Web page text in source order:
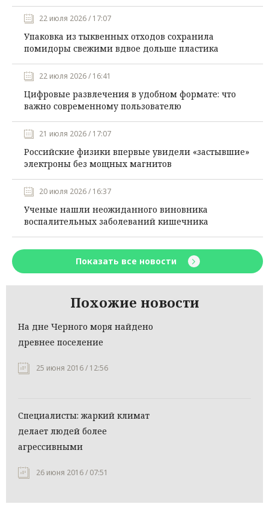
22 июля 2026 / 17:07
Упаковка из тыквенных отходов сохранила
помидоры свежими вдвое дольше пластика
22 июля 2026 / 16:41
Цифровые развлечения в удобном формате: что
важно современному пользователю
21 июля 2026 / 17:07
Российские физики впервые увидели «застывшие»
электроны без мощных магнитов
20 июля 2026 / 16:37
Ученые нашли неожиданного виновника
воспалительных заболеваний кишечника
Показать все новости
Похожие новости
На дне Черного моря найдено
древнее поселение
25 июня 2016 / 12:56
Специалисты: жаркий климат
делает людей более
агрессивными
26 июня 2016 / 07:51